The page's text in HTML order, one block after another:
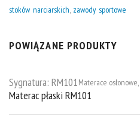
stoków narciarskich, zawody sportowe
POWIĄZANE PRODUKTY
Sygnatura: RM101Materace osłonowe,
Materac płaski RM101